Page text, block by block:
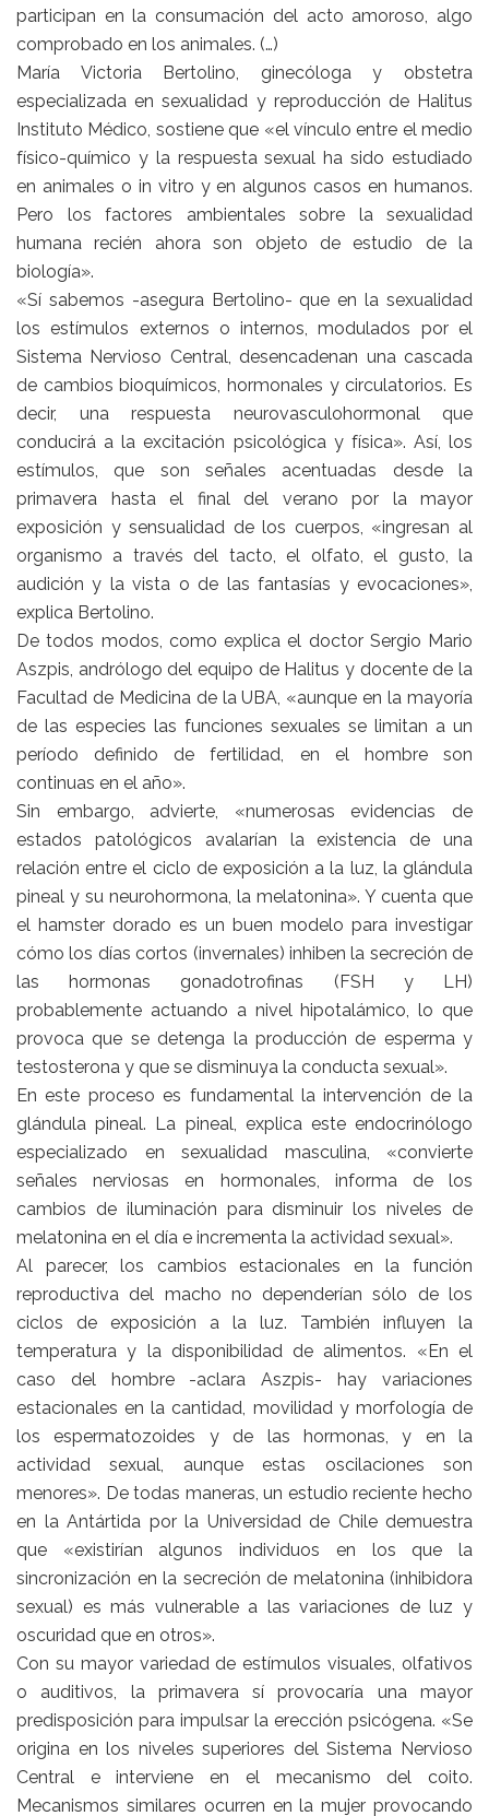
participan en la consumación del acto amoroso, algo
comprobado en los animales. (…)
María Victoria Bertolino, ginecóloga y obstetra
especializada en sexualidad y reproducción de Halitus
Instituto Médico, sostiene que «el vínculo entre el medio
físico-químico y la respuesta sexual ha sido estudiado
en animales o in vitro y en algunos casos en humanos.
Pero los factores ambientales sobre la sexualidad
humana recién ahora son objeto de estudio de la
biología».
«Sí sabemos -asegura Bertolino- que en la sexualidad
los estímulos externos o internos, modulados por el
Sistema Nervioso Central, desencadenan una cascada
de cambios bioquímicos, hormonales y circulatorios. Es
decir, una respuesta neurovasculohormonal que
conducirá a la excitación psicológica y física». Así, los
estímulos, que son señales acentuadas desde la
primavera hasta el final del verano por la mayor
exposición y sensualidad de los cuerpos, «ingresan al
organismo a través del tacto, el olfato, el gusto, la
audición y la vista o de las fantasías y evocaciones»,
explica Bertolino.
De todos modos, como explica el doctor Sergio Mario
Aszpis, andrólogo del equipo de Halitus y docente de la
Facultad de Medicina de la UBA, «aunque en la mayoría
de las especies las funciones sexuales se limitan a un
período definido de fertilidad, en el hombre son
continuas en el año».
Sin embargo, advierte, «numerosas evidencias de
estados patológicos avalarían la existencia de una
relación entre el ciclo de exposición a la luz, la glándula
pineal y su neurohormona, la melatonina». Y cuenta que
el hamster dorado es un buen modelo para investigar
cómo los días cortos (invernales) inhiben la secreción de
las hormonas gonadotrofinas (FSH y LH)
probablemente actuando a nivel hipotalámico, lo que
provoca que se detenga la producción de esperma y
testosterona y que se disminuya la conducta sexual».
En este proceso es fundamental la intervención de la
glándula pineal. La pineal, explica este endocrinólogo
especializado en sexualidad masculina, «convierte
señales nerviosas en hormonales, informa de los
cambios de iluminación para disminuir los niveles de
melatonina en el día e incrementa la actividad sexual».
Al parecer, los cambios estacionales en la función
reproductiva del macho no dependerían sólo de los
ciclos de exposición a la luz. También influyen la
temperatura y la disponibilidad de alimentos. «En el
caso del hombre -aclara Aszpis- hay variaciones
estacionales en la cantidad, movilidad y morfología de
los espermatozoides y de las hormonas, y en la
actividad sexual, aunque estas oscilaciones son
menores». De todas maneras, un estudio reciente hecho
en la Antártida por la Universidad de Chile demuestra
que «existirían algunos individuos en los que la
sincronización en la secreción de melatonina (inhibidora
sexual) es más vulnerable a las variaciones de luz y
oscuridad que en otros».
Con su mayor variedad de estímulos visuales, olfativos
o auditivos, la primavera sí provocaría una mayor
predisposición para impulsar la erección psicógena. «Se
origina en los niveles superiores del Sistema Nervioso
Central e interviene en el mecanismo del coito.
Mecanismos similares ocurren en la mujer provocando